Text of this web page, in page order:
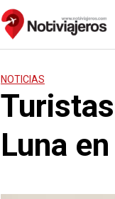
NOTICIAS
Luna